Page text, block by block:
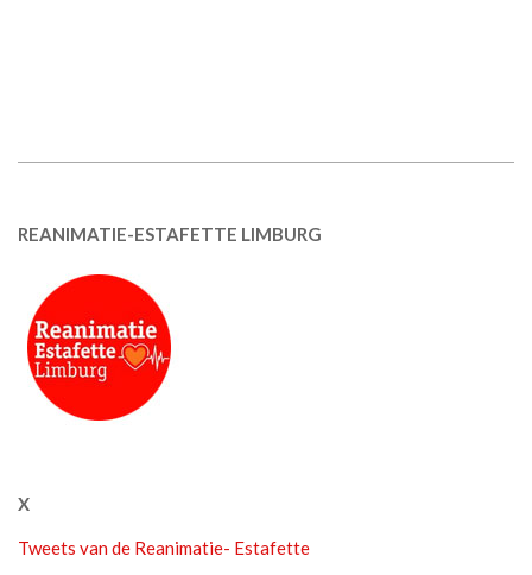
REANIMATIE-ESTAFETTE LIMBURG
X
Tweets van de Reanimatie- Estafette